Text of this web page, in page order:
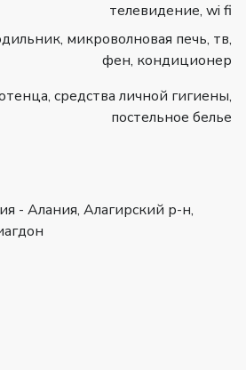
телевидение, wi fi
микроволновая печь, тв,
фен, кондиционер
средства личной гигиены,
постельное белье
- Алания, Алагирский р-н,